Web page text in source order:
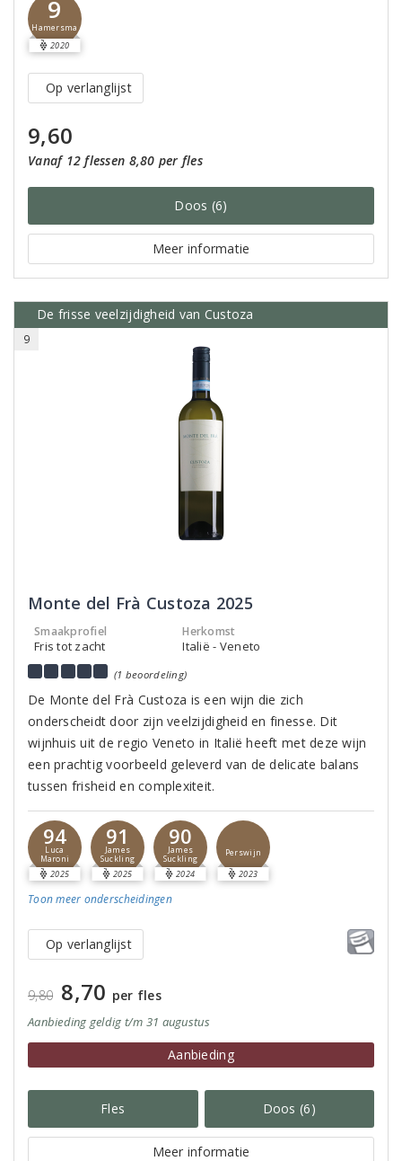
9
Hamersma
2020
Op verlanglijst
9,60
Vanaf 12 flessen 8,80 per fles
Doos (6)
Meer informatie
De frisse veelzijdigheid van Custoza
9
Monte del Frà Custoza 2025
Smaakprofiel
Fris tot zacht
Herkomst
Italië - Veneto
(1 beoordeling)
De Monte del Frà Custoza is een wijn die zich
onderscheidt door zijn veelzijdigheid en finesse. Dit
wijnhuis uit de regio Veneto in Italië heeft met deze wijn
een prachtig voorbeeld geleverd van de delicate balans
tussen frisheid en complexiteit.
94
Luca
Maroni
2025
91
James
Suckling
2025
90
James
Suckling
2024
Perswijn
2023
Toon meer onderscheidingen
Op verlanglijst
9,80 8,70 per fles
Aanbieding geldig t/m 31 augustus
Aanbieding
Fles Doos (6)
Meer informatie